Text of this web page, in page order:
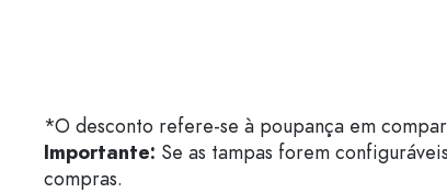
*O desconto refere-se à poupança em
Importante: Se as tampas forem
compras.